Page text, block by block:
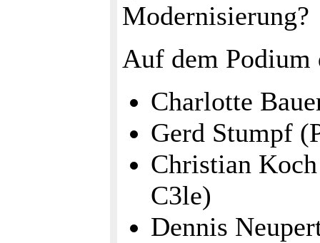
Modernisierung?
Auf dem Podium
Charlotte
Gerd Stumpf
Christian
C3le)
Dennis